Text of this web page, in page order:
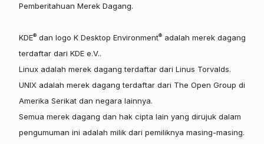
Pemberitahuan Merek Dagang.
KDE®dan logo K Desktop Environment®adalah merek dagang
terdaftar dari KDE e.V..
Linux adalah merek dagang terdaftar dari Linus Torvalds.
UNIX adalah merek dagang terdaftar dari The Open Group di
Amerika Serikat dan negara lainnya.
Semua merek dagang dan hak cipta lain yang dirujuk dalam
pengumuman ini adalah milik dari pemiliknya masing-masing.